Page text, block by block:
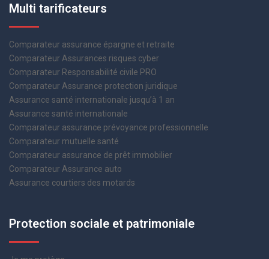
Multi tarificateurs
Comparateur assurance épargne et retraite
Comparateur Assurances risques cyber
Comparateur Responsabilité civile PRO
Comparateur Assurance protection juridique
Assurance santé internationale jusqu’à 1 an
Assurance santé internationale
Comparateur assurance prévoyance professionnelle
Comparateur mutuelle santé
Comparateur assurance de prêt immobilier
Comparateur Assurance auto
Assurance courtiers des motards
Protection sociale et patrimoniale